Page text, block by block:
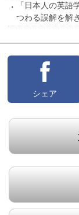
「日本人の英語
つわる誤解を解
シェア